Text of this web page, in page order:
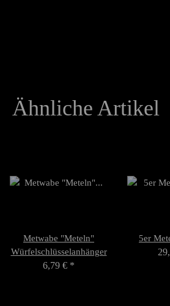
Ähnliche Artikel
Metwabe "Meteln"
Würfelschlüsselanhänger
6,79 € *
5er